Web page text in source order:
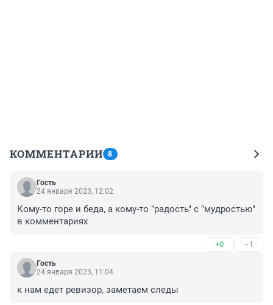
КОММЕНТАРИИ 8
Гость
24 января 2023, 12:02
Кому-то горе и беда, а кому-то "радость" с "мудростью"
в комментариях
+0 –1
Гость
24 января 2023, 11:04
к нам едет ревизор, заметаем следы